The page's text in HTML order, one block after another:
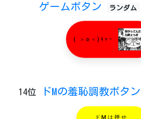
ゲームボタン
ランダム
( ＞o＜)ｷｬｰ
14位 ドMの羞恥調教ボタン